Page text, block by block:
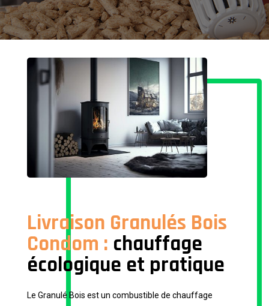
Livraison Granulés Bois
Condom : chauffage
écologique et pratique
Le Granulé Bois est un combustible de chauffage